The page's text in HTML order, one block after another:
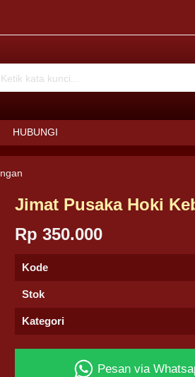
HUBUNGI
Jimat Pusaka Hoki
Rp 350.000
Kode
Stok
Kategori
Pesan via